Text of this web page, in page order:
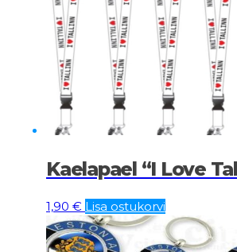
Kaelapael “I Love
1,90 € Lisa ostukorvi